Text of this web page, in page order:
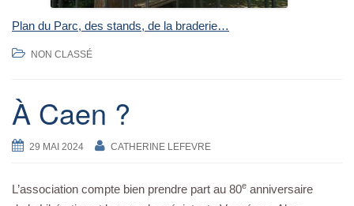
Plan du Parc, des stands, de la braderie…
NON CLASSÉ
À Caen ?
29 MAI 2024 CATHERINE LEFEVRE
L’association compte bien prendre part au 80e anniversaire